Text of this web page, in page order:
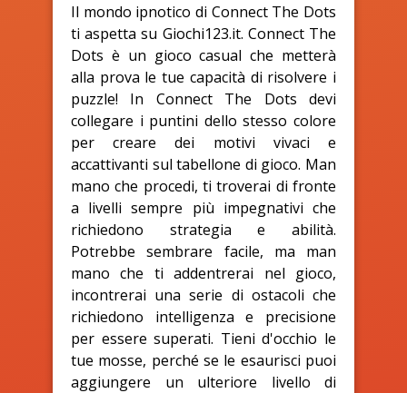
Il mondo ipnotico di Connect The Dots
ti aspetta su Giochi123.it. Connect The
Dots è un gioco casual che metterà
alla prova le tue capacità di risolvere i
puzzle! In Connect The Dots devi
collegare i puntini dello stesso colore
per creare dei motivi vivaci e
accattivanti sul tabellone di gioco. Man
mano che procedi, ti troverai di fronte
a livelli sempre più impegnativi che
richiedono strategia e abilità.
Potrebbe sembrare facile, ma man
mano che ti addentrerai nel gioco,
incontrerai una serie di ostacoli che
richiedono intelligenza e precisione
per essere superati. Tieni d'occhio le
tue mosse, perché se le esaurisci puoi
aggiungere un ulteriore livello di